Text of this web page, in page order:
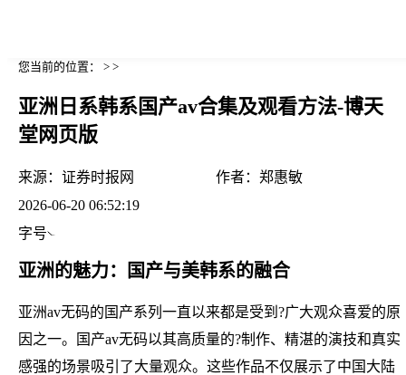
您当前的位置： > >
亚洲日系韩系国产av合集及观看方法-博天
堂网页版
来源： 证券时报网 作者： 郑惠敏
2026-06-20 06:52:19
字号
亚洲的魅力：国产与美韩系的融合
亚洲av无码的国产系列一直以来都是受到?广大观众喜爱的原
因之一。国产av无码以其高质量的?制作、精湛的演技和真实
感强的场景吸引了大量观众。这些作品不仅展示了中国大陆